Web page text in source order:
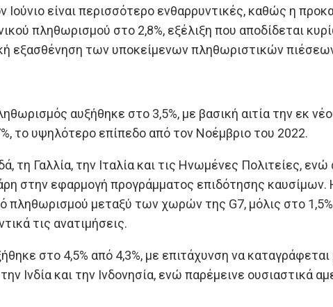
Ιούνιο είναι περισσότερο ενθαρρυντικές, καθώς η
πληθωρισμού στο 2,8%, εξέλιξη που αποδίδεται
εξασθένηση των υποκείμενων πληθωριστικών
αυξήθηκε στο 3,5%, με βασική αιτία την εκ
το υψηλότερο επίπεδο από τον Νοέμβριο του 2022.
τη Γαλλία, την Ιταλία και τις Ηνωμένες Πολιτείες, ενώ
στην εφαρμογή προγράμματος επιδότησης καυσίμων.
μεταξύ των χωρών της G7, μόλις στο
τις ανατιμήσεις.
στο 4,5% από 4,3%, με επιτάχυνση να
Ινδία και την Ινδονησία, ενώ παρέμεινε ουσιαστικά